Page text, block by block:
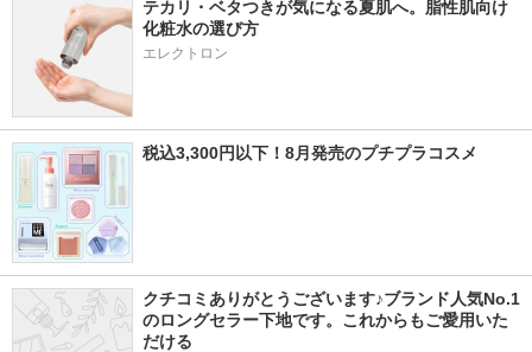
テカリ・ベタつきが気になる夏肌へ。脂性肌向け
化粧水の選び方
エレクトロン
税込3,300円以下！8月発売のプチプラコスメ
クチコミありがとうございます♪ブランド人気No.1
のロングセラー下地です。これからもご愛用いた
だける